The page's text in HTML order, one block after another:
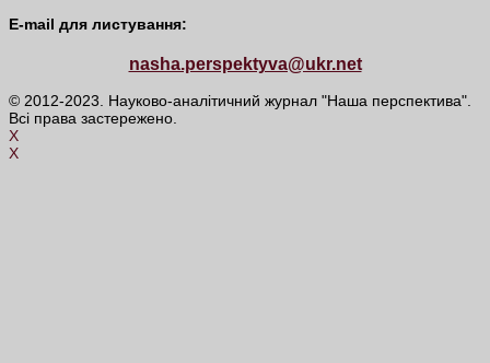
E-mail для листування:
nasha.perspektyva@ukr.net
© 2012-2023. Науково-аналітичний журнал "Наша перспектива".
Всі права застережено.
X
X